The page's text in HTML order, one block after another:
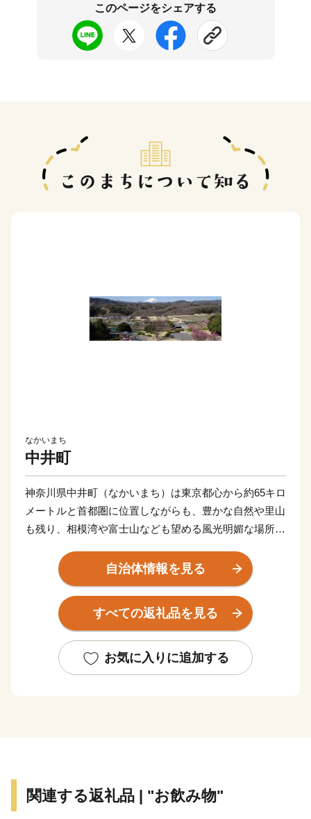
このページをシェアする
なかいまち
中井町
神奈川県中井町（なかいまち）は東京都心から約65キロ
メートルと首都圏に位置しながらも、豊かな自然や里山
も残り、相模湾や富士山なども望める風光明媚な場所に
活も送ることができる本町の特徴を表すキャッチフレー
ズとして「里都（さと）まち」を商標登録しています。
自治体情報を見る
すべての返礼品を見る
お気に入りに追加する
関連する返礼品 | "お飲み物"